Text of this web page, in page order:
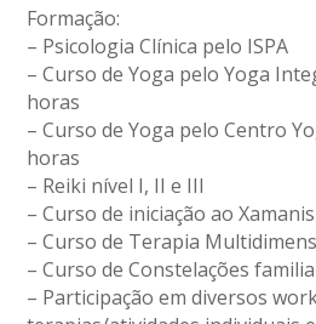
Formação:
– Psicologia Clínica pelo ISPA
– Curso de Yoga pelo Yoga
horas
– Curso de Yoga pelo Centro
horas
– Reiki nível I, II e III
– Curso de iniciação ao
– Curso de Terapia
– Curso de Constelações
– Participação em diversos